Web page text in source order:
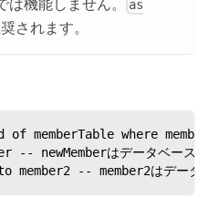
as
されます。
where
-- newMemberはデータベースへ
-- member2はデータベ